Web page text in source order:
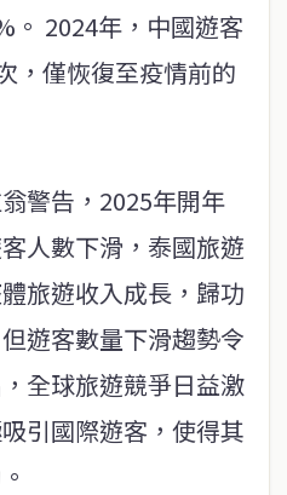
。 2024年，中國遊客
，僅恢復至疫情前的
警告，2025年開年
人數下滑，泰國旅遊
旅遊收入成長，歸功
遊客數量下滑趨勢令
全球旅遊競爭日益激
引國際遊客，使得其